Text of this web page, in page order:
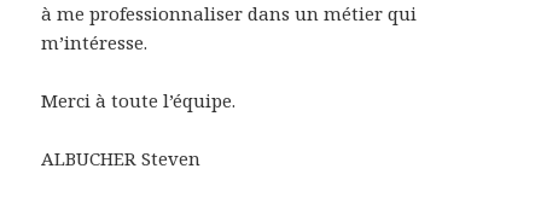
à me professionnaliser dans un métier qui
m’intéresse.
Merci à toute l’équipe.
ALBUCHER Steven